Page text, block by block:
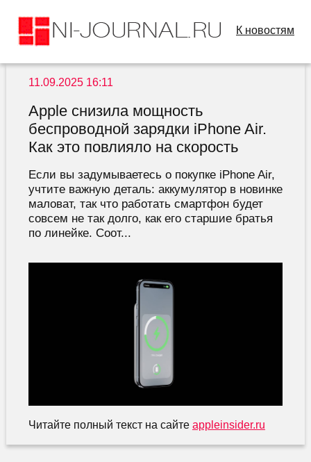
К новостям
11.09.2025 16:11
Apple снизила мощность
беспроводной зарядки iPhone Air.
Как это повлияло на скорость
Если вы задумываетесь о покупке iPhone Air,
учтите важную деталь: аккумулятор в новинке
маловат, так что работать смартфон будет
совсем не так долго, как его старшие братья
по линейке. Соот...
Читайте полный текст на сайте appleinsider.ru